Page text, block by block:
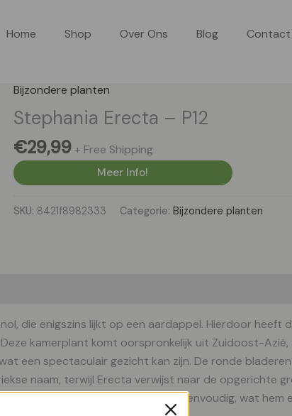
Home Shop Over Ons Blog Contact
Bijzondere planten
Stephania Erecta – P12
€29,99 + Free Shipping
Meer Info!
SKU: 8421f8982333 Categorie: Bijzondere planten
die enigszins lijkt op een aardappel. Hierdoor heeft
kamerplant komt oorspronkelijk uit Zuidoost-Azië,
een spectaculair gezicht kan zijn. De ronde
naam, terwijl Erecta verwijst naar de opgerichte
van de Stephania Erecta is vrij eenvoudig, wat hem